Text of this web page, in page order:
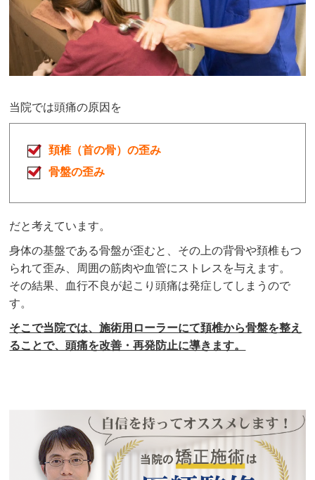
当院では頭痛の原因を
頚椎（首の骨）の歪み
骨盤の歪み
だと考えています。
身体の基盤である骨盤が歪むと、その上の背骨や頚椎もつ
られて歪み、周囲の筋肉や血管にストレスを与えます。
その結果、血行不良が起こり頭痛は発症してしまうので
す。
そこで当院では、施術用ローラーにて頚椎から骨盤を整え
ることで、頭痛を改善・再発防止に導きます。